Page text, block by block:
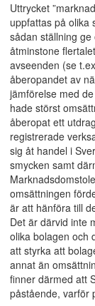
Uttrycket
uppfattas på olika
sådan ställning
åtminstone
avseenden (se
åberopandet av
jämförelse med
hade störst
åberopat ett
registrerade
sig åt handel i
smycken samt
omsättningen
är att hänföra till
Det är därvid inte
olika bolagen och
att styrka att
annat än
finner därmed att
påstående, varför